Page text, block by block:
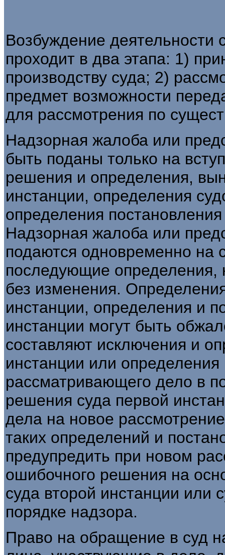
Возбуждение деятельности
проходит в два этапа: 1)
производству суда; 2)
предмет возможности
для рассмотрения по
Надзорная жалоба или
быть поданы только на
решения и определения,
инстанции, определения
определения
Надзорная жалоба или
подаются одновременно на
последующие определения,
без изменения.
инстанции, определения и
инстанции могут быть
составляют исключения и
инстанции или
рассматривающего дело в
решения суда первой
дела на новое
таких определений и
предупредить при новом
ошибочного решения на
суда второй инстанции или
порядке надзора.
Право на обращение в суд